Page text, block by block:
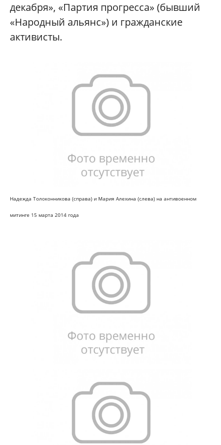
декабря», «Партия прогресса» (бывший
«Народный альянс») и гражданские
активисты.
Надежда Толоконникова (справа) и Мария Алехина (слева) на антивоенном
митинге 15 марта 2014 года